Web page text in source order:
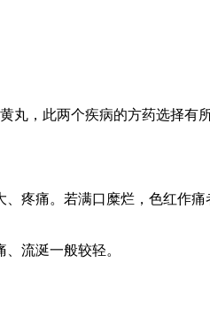
丸，此两个疾病的方药选择有
疼痛。若满口糜烂，色红作痛
流涎一般较轻。